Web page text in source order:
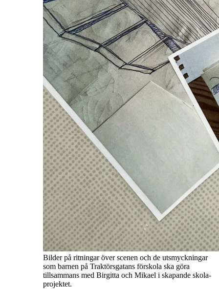
Bilder på ritningar över scenen och de utsmyckningar
som barnen på Traktörsgatans förskola ska göra
tillsammans med Birgitta och Mikael i skapande skola-
projektet.